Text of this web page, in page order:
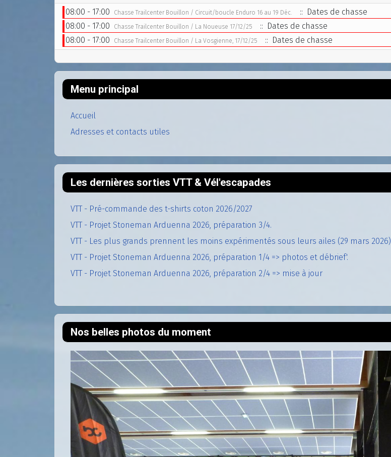
08:00 - 17:00 Chasse Trailcenter Bouillon / Circuit/boucle Enduro 16 au 19 Déc.
:: Dates de chasse
08:00 - 17:00
Chasse Trailcenter Bouillon / La Noueuse 17/12/25
:: Dates de chasse
08:00 - 17:00
Chasse Trailcenter Bouillon / La Vosgienne, 17/12/25 :: Dates de chasse
Menu principal
Accueil
Adresses et contacts utiles
Les dernières sorties VTT & Vél'escapades
VTT - Pré-commande des t-shirts coton 2026/2027
VTT - Projet Stoneman Arduenna 2026, préparation 3/4.
VTT - Les plus grands prennent les moins expérimentés sous leurs ailes (29 mars 2026)
VTT - Projet Stoneman Arduenna 2026, préparation 1/4 => photos et débrief'.
VTT - Projet Stoneman Arduenna 2026, préparation 2/4 => mise à jour
Nos belles photos du moment